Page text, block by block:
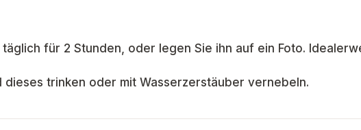
für 2 Stunden, oder legen Sie ihn auf ein Foto.
trinken oder mit Wasserzerstäuber vernebeln.